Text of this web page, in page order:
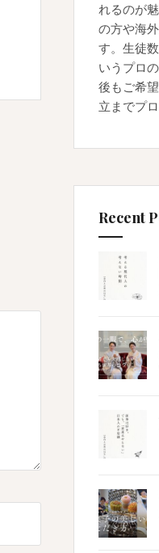
れるのが
の方や海
す。生徒
いうプロ
後もご希
立までプ
Recent